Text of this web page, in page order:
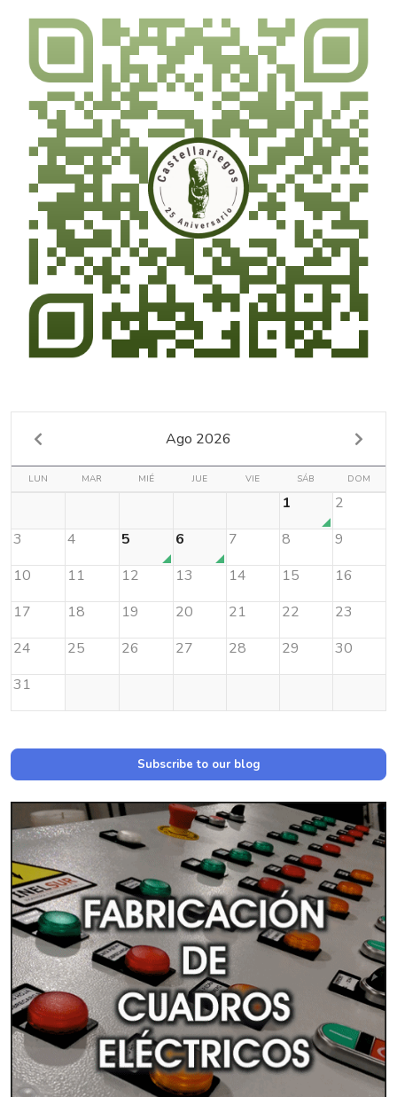
Ago 2026
LUN MAR MIÉ JUE VIE SÁB DOM
1
2
3
4 5 6 7 8
9
10
11 12 13 14 15
16
17
18 19 20 21 22
23
24
25 26 27 28 29
30
31
Subscribe to our blog